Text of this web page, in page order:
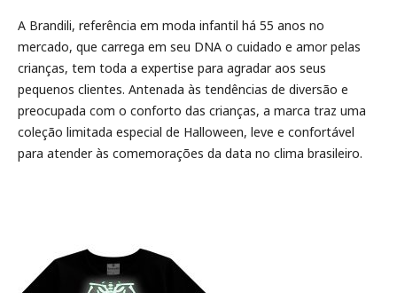
A Brandili, referência em moda infantil há 55 anos no
mercado, que carrega em seu DNA o cuidado e amor pelas
crianças, tem toda a expertise para agradar aos seus
pequenos clientes. Antenada às tendências de diversão e
preocupada com o conforto das crianças, a marca traz uma
coleção limitada especial de Halloween, leve e confortável
para atender às comemorações da data no clima brasileiro.